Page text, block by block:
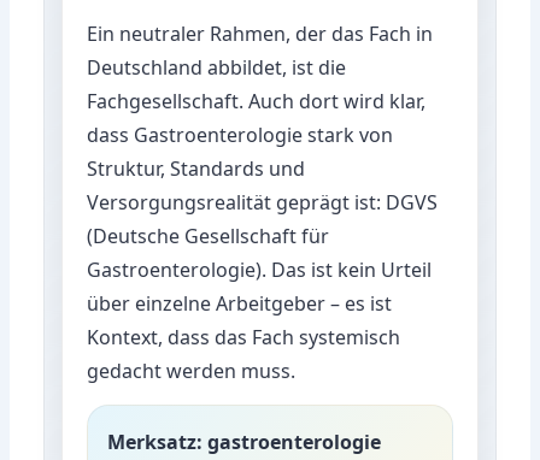
Ein neutraler Rahmen, der das Fach in
Deutschland abbildet, ist die
Fachgesellschaft. Auch dort wird klar,
dass Gastroenterologie stark von
Struktur, Standards und
Versorgungsrealität geprägt ist: DGVS
(Deutsche Gesellschaft für
Gastroenterologie). Das ist kein Urteil
über einzelne Arbeitgeber – es ist
Kontext, dass das Fach systemisch
gedacht werden muss.
Merksatz: gastroenterologie